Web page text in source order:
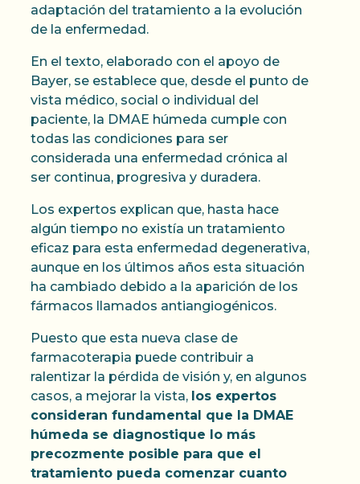
adaptación del tratamiento a la evolución
de la enfermedad.
En el texto, elaborado con el apoyo de
Bayer, se establece que, desde el punto de
vista médico, social o individual del
paciente, la DMAE húmeda cumple con
todas las condiciones para ser
considerada una enfermedad crónica al
ser continua, progresiva y duradera.
Los expertos explican que, hasta hace
algún tiempo no existía un tratamiento
eficaz para esta enfermedad degenerativa,
aunque en los últimos años esta situación
ha cambiado debido a la aparición de los
fármacos llamados antiangiogénicos.
Puesto que esta nueva clase de
farmacoterapia puede contribuir a
ralentizar la pérdida de visión y, en algunos
casos, a mejorar la vista, los expertos
consideran fundamental que la DMAE
húmeda se diagnostique lo más
precozmente posible para que el
tratamiento pueda comenzar cuanto